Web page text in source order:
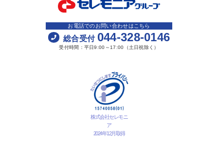
お電話でのお問い合わせはこちら
総合受付 044-328-0146
受付時間：平日9:00～17:00（土日祝除く）
株式会社セレモニ
ア
2024年12月取得